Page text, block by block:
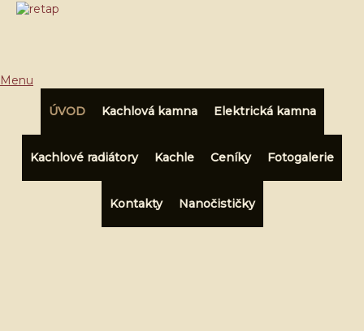
Menu
ÚVOD Kachlová kamna Elektrická kamna
Kachlové radiátory Kachle Ceníky Fotogalerie
Kontakty Nanočističky